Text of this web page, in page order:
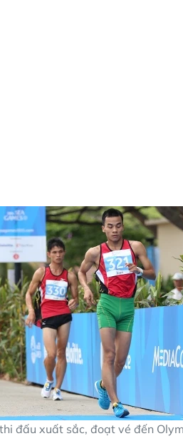
đấu xuất sắc, đoạt vé đến